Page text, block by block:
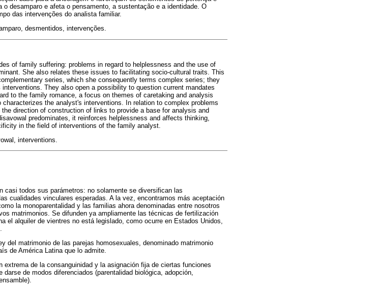
desamparo e afeta o pensamento, a sustentação e a identidade. O
das intervenções do analista familiar.
desmentidos, intervenções.
of family suffering: problems in regard to helplessness and the use of
She also relates these issues to facilitating socio-cultural traits. This
series, which she consequently terms complex series; they
They also open a possibility to question current mandates
to the family romance, a focus on themes of caretaking and analysis
the analyst's interventions. In relation to complex problems
direction of construction of links to provide a base for analysis and
predominates, it reinforces helplessness and affects thinking,
in the field of interventions of the family analyst.
interventions.
casi todos sus parámetros: no solamente se diversifican las
cualidades vinculares esperadas. A la vez, encontramos más aceptación
la monoparentalidad y las familias ahora denominadas entre nosotros
matrimonios. Se difunden ya ampliamente las técnicas de fertilización
el alquiler de vientres no está legislado, como ocurre en Estados Unidos,
del matrimonio de las parejas homosexuales, denominado matrimonio
de América Latina que lo admite.
de la consanguinidad y la asignación fija de ciertas funciones
de modos diferenciados (parentalidad biológica, adopción,